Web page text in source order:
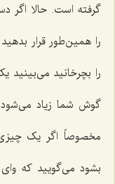
گرفته است. حالا اگر
را همین‌طور قرار
را بچرخانید می‌بینید
گوش شما زیاد
مخصوصاً اگر یک
بشود می‌گویید ‌که